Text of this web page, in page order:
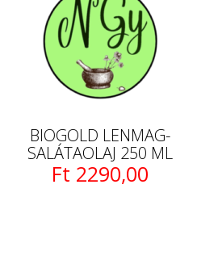
BIOGOLD LENMAG-
SALÁTAOLAJ 250 ML
Ft 2290,00